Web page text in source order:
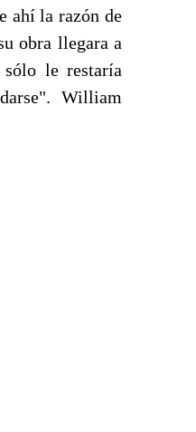
ahí la razón de
obra llegara a
le restaría
William